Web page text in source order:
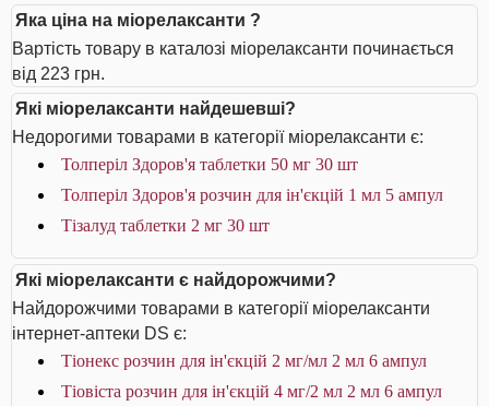
Яка ціна на міорелаксанти ?
Вартість товару в каталозі міорелаксанти починається
від 223 грн.
Які міорелаксанти найдешевші?
Недорогими товарами в категорії міорелаксанти є:
Толперіл Здоров'я таблетки 50 мг 30 шт
Толперіл Здоров'я розчин для ін'єкцій 1 мл 5 ампул
Тізалуд таблетки 2 мг 30 шт
Які міорелаксанти є найдорожчими?
Найдорожчими товарами в категорії міорелаксанти
інтернет-аптеки DS є:
Тіонекс розчин для ін'єкцій 2 мг/мл 2 мл 6 ампул
Тіовіста розчин для ін'єкцій 4 мг/2 мл 2 мл 6 ампул